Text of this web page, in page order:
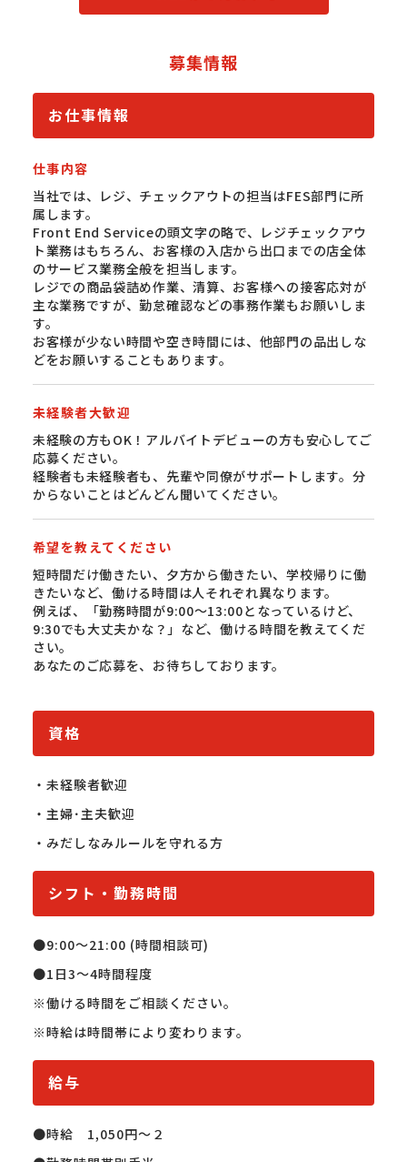
募集情報
お仕事情報
仕事内容
当社では、レジ、チェックアウトの担当はFES部門に所
属します。
Front End Serviceの頭文字の略で、レジチェックアウ
ト業務はもちろん、お客様の入店から出口までの店全体
のサービス業務全般を担当します。
レジでの商品袋詰め作業、清算、お客様への接客応対が
主な業務ですが、勤怠確認などの事務作業もお願いしま
す。
お客様が少ない時間や空き時間には、他部門の品出しな
どをお願いすることもあります。
未経験者大歓迎
未経験の方もOK！アルバイトデビューの方も安心してご
応募ください。
経験者も未経験者も、先輩や同僚がサポートします。分
からないことはどんどん聞いてください。
希望を教えてください
短時間だけ働きたい、夕方から働きたい、学校帰りに働
きたいなど、働ける時間は人それぞれ異なります。
例えば、「勤務時間が9:00〜13:00となっているけど、
9:30でも大丈夫かな？」など、働ける時間を教えてくだ
さい。
あなたのご応募を、お待ちしております。
資格
・未経験者歓迎
・主婦･主夫歓迎
・みだしなみルールを守れる方
シフト・勤務時間
●9:00〜21:00 (時間相談可)
●1日3～4時間程度
※働ける時間をご相談ください。
※時給は時間帯により変わります。
給与
●時給　1,050円〜２